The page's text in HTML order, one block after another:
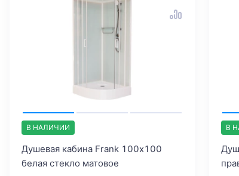
В НАЛИЧИИ
Душевая кабина Frank 100х100
белая стекло матовое
В